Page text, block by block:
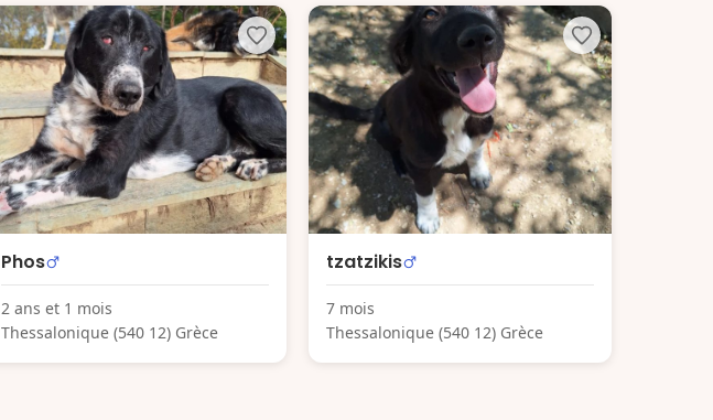
Phos
2 ans et 1 mois
Thessalonique (540 12) Grèce
tzatzikis
7 mois
Thessalonique (540 12) Grèce